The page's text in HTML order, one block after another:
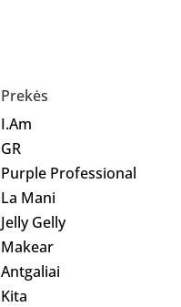
Prekės
I.Am
GR
Purple Professional
La Mani
Jelly Gelly
Makear
Antgaliai
Kita